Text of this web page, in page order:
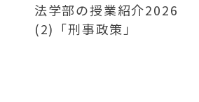
法学部の授業紹介2026
(2)「刑事政策」